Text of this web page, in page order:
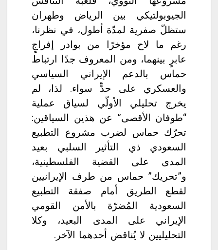
الجيوبولتيكي بين الرياض وطهران
ستظلّ صفرية لمدّة أطول، في نظرنا،
رغم ما لاح مؤخرًا من بوادر إفراجٍ
عابرٍ بينهما، ومن المعروف جدًا ارتباط
حماس بالدعم الإيراني السياسي
والعسكري على حدٍّ سواء. لذا، لم
يخرج تحليلي الأولّي لسياق عملية
“طوفان الأقصى” عن هذين السياقين:
تحرّك حماس لضرب مشروع التطبيع
السعودي ذي التأثير السلبي بعيد
المدى على القضية الفلسطينية،
و”تحريك” حماس من طرف الإيرانيين
لقطع الطريق أمام صفقة التطبيع
السعودية المُضرّة بالأمن القومي
الإيراني على المدى البعيد، وكلا
التحليليين لا يُناقض أحدهما الآخر.